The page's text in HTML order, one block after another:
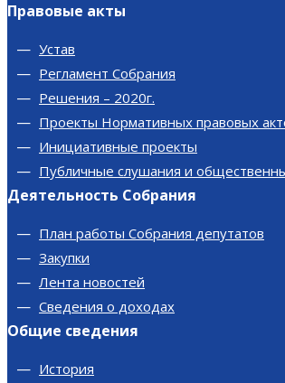
Правовые акты
Устав
Регламент Собрания
Решения – 2020г.
Проекты Нормативных правовых
Инициативные проекты
Публичные слушания и
Деятельность Собрания
План работы Собрания депутатов
Закупки
Лента новостей
Сведения о доходах
Общие сведения
История